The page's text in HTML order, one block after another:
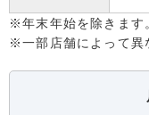
※年末年始を除きます
※一部店舗によって異